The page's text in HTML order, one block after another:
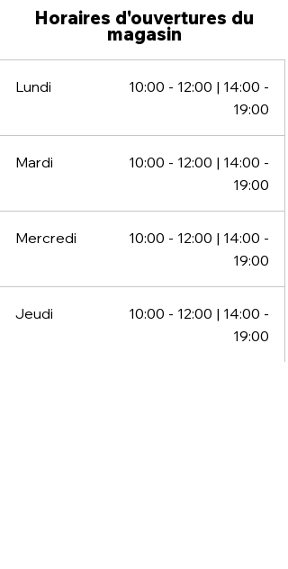
Horaires d'ouvertures du
magasin
Lundi 10:00 - 12:00 | 14:00 -
19:00
Mardi 10:00 - 12:00 | 14:00 -
19:00
Mercredi 10:00 - 12:00 | 14:00 -
19:00
Jeudi 10:00 - 12:00 | 14:00 -
19:00